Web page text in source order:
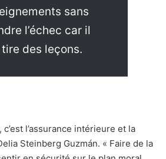
sans
l’échec car il
tire des leçons.
l’assurance intérieure et la
Steinberg Guzmán. « Faire de la